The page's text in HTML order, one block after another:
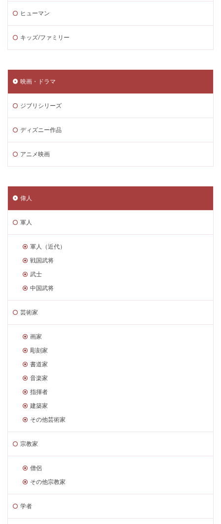
ヒューマン
キッズ/ファミリー
映画・ドラマ
ジブリシリーズ
ディズニー作品
アニメ映画
偉人
軍人
軍人（近代）
戦国武将
武士
中国武将
芸術家
画家
彫刻家
書道家
音楽家
指揮者
建築家
その他芸術家
宗教家
僧侶
その他宗教家
学者